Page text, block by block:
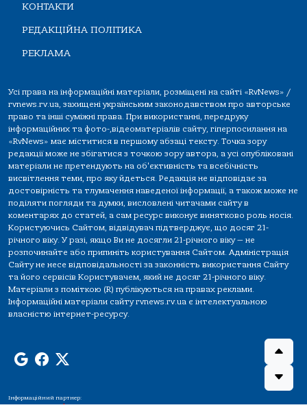
КОНТАКТИ
РЕДАКЦІЙНА ПОЛІТИКА
РЕКЛАМА
Усі права на інформаційні матеріали, розміщені на сайті «RvNews» /
rvnews.rv.ua, захищені українським законодавством про авторське
право та інші суміжні права. При використанні, передруку
інформаційних та фото-,відеоматеріалів сайту, гіперпосилання на
«RvNews» має міститися в першому абзаці тексту. Точка зору
редакції може не збігатися з точкою зору автора, а усі опубліковані
матеріали не претендують на об'єктивність та всебічність
висвітлення теми, про яку йдеться. Редакція не відповідає за
достовірність та тлумачення наведеної інформації, а також може не
поділяти погляди та думки, висловлені читачами сайту в
коментарях до статей, а сам ресурс виконує винятково роль носія.
Користуючись Сайтом, відвідувач підтверджує, що досяг 21-
річного віку. У разі, якщо Ви не досягли 21-річного віку — не
розпочинайте або припиніть користування Сайтом. Адміністрація
Сайту не несе відповідальності за законність використання Сайту
та його сервісів Користувачем, який не досяг 21-річного віку.
Матеріали з поміткою (R) публікуються на правах реклами.
Інформаційні матеріали сайту rvnews.rv.ua є інтелектуальною
власністю інтернет-ресурсу.
Інформаційний партнер: